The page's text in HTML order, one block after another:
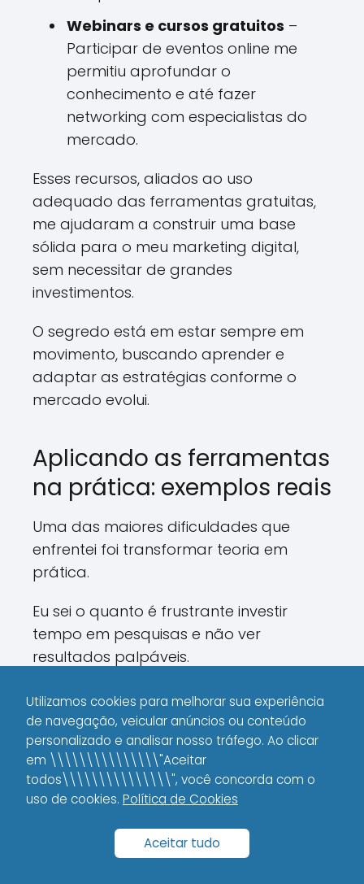
Webinars e cursos gratuitos –
Participar de eventos online me
permitiu aprofundar o
conhecimento e até fazer
networking com especialistas do
mercado.
Esses recursos, aliados ao uso
adequado das ferramentas gratuitas,
me ajudaram a construir uma base
sólida para o meu marketing digital,
sem necessitar de grandes
investimentos.
O segredo está em estar sempre em
movimento, buscando aprender e
adaptar as estratégias conforme o
mercado evolui.
Aplicando as ferramentas
na prática: exemplos reais
Uma das maiores dificuldades que
enfrentei foi transformar teoria em
prática.
Eu sei o quanto é frustrante investir
tempo em pesquisas e não ver
resultados palpáveis.
Por isso, dividirei alguns exemplos
concretos de como implementei essas
ferramentas no meu dia a dia e obtive
resultados reais:
Otimização de Conteúdo
Eu comecei ajustando o SEO dos meus
Utilizamos cookies para melhorar sua experiência
de navegação, veicular anúncios ou conteúdo
personalizado e analisar nosso tráfego. Ao clicar
em \\\\\\\\\\\\\\\"Aceitar
todos\\\\\\\\\\\\\\\", você concorda com o
uso de cookies. Política de Cookies
Aceitar tudo